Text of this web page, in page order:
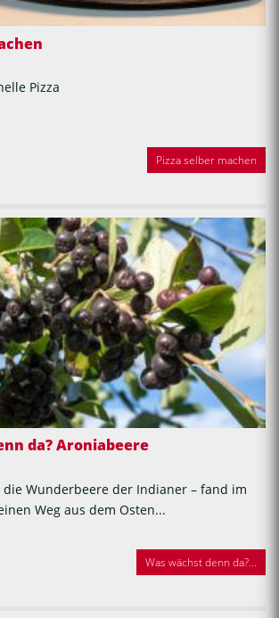
Pizza
Pizza selber machen
da? Aroniabeere
die Wunderbeere der Indianer – fand im
Weg aus dem Osten...
Was wächst denn da?...